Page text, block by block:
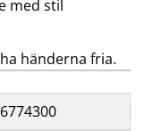
med stil
händerna fria.